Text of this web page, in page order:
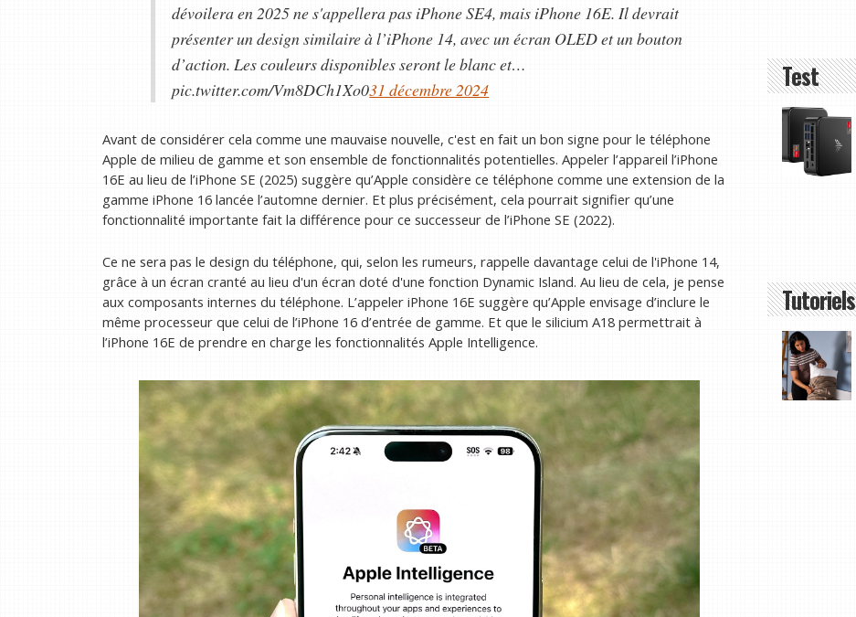
dévoilera en 2025 ne s'appellera pas iPhone SE4, mais iPhone 16E. Il devrait
présenter un design similaire à l’iPhone 14, avec un écran OLED et un bouton
d’action. Les couleurs disponibles seront le blanc et…
pic.twitter.com/Vm8DCh1Xo031 décembre 2024
Avant de considérer cela comme une mauvaise nouvelle, c'est en fait un bon signe pour le téléphone
Apple de milieu de gamme et son ensemble de fonctionnalités potentielles. Appeler l’appareil l’iPhone
16E au lieu de l’iPhone SE (2025) suggère qu’Apple considère ce téléphone comme une extension de la
gamme iPhone 16 lancée l’automne dernier. Et plus précisément, cela pourrait signifier qu’une
fonctionnalité importante fait la différence pour ce successeur de l’iPhone SE (2022).
Ce ne sera pas le design du téléphone, qui, selon les rumeurs, rappelle davantage celui de l'iPhone 14,
grâce à un écran cranté au lieu d'un écran doté d'une fonction Dynamic Island. Au lieu de cela, je pense
aux composants internes du téléphone. L’appeler iPhone 16E suggère qu’Apple envisage d’inclure le
même processeur que celui de l’iPhone 16 d’entrée de gamme. Et que le silicium A18 permettrait à
l’iPhone 16E de prendre en charge les fonctionnalités Apple Intelligence.
Test
Tutoriels